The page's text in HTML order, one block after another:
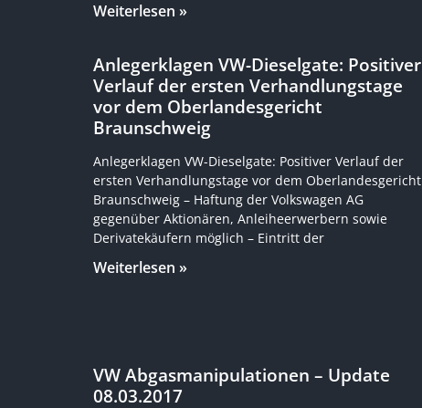
Weiterlesen »
Anlegerklagen VW-Dieselgate: Positiver
Verlauf der ersten Verhandlungstage
vor dem Oberlandesgericht
Braunschweig
Anlegerklagen VW-Dieselgate: Positiver Verlauf der
ersten Verhandlungstage vor dem Oberlandesgericht
Braunschweig – Haftung der Volkswagen AG
gegenüber Aktionären, Anleiheerwerbern sowie
Derivatekäufern möglich – Eintritt der
Weiterlesen »
VW Abgasmanipulationen – Update
08.03.2017